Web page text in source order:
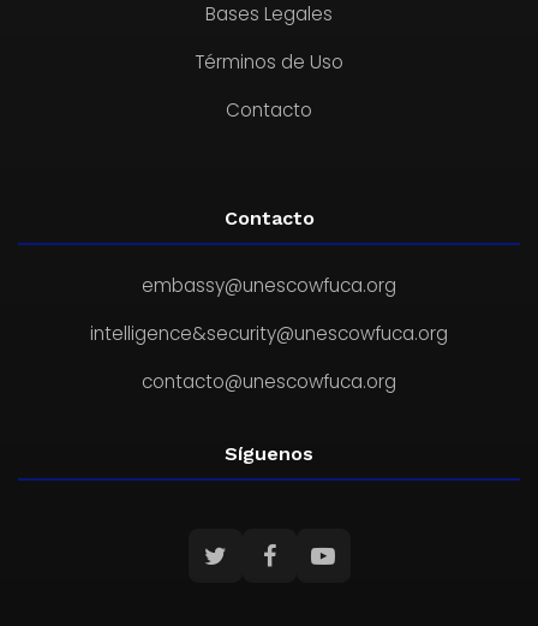
Bases Legales
Términos de Uso
Contacto
Contacto
embassy@unescowfuca.org
intelligence&security@unescowfuca.org
contacto@unescowfuca.org
Síguenos